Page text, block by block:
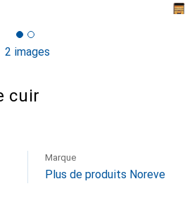
2 images
cuir
Marque
Plus de produits Noreve